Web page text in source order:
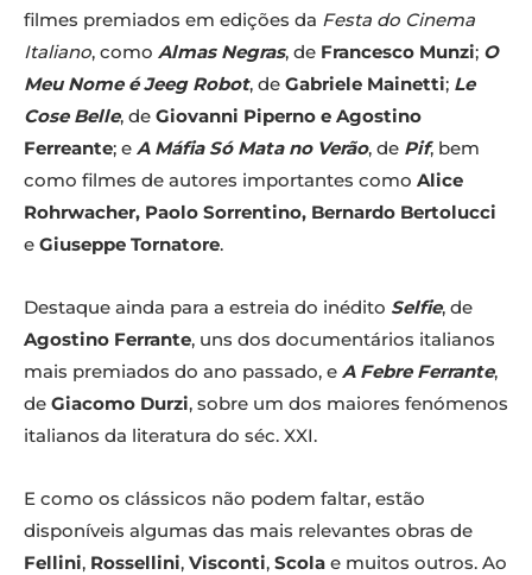
filmes premiados em edições da Festa do Cinema
Italiano, como Almas Negras, de Francesco Munzi; O
Meu Nome é Jeeg Robot, de Gabriele Mainetti; Le
Cose Belle, de Giovanni Piperno e Agostino
Ferreante; e A Máfia Só Mata no Verão, de Pif, bem
como filmes de autores importantes como Alice
Rohrwacher, Paolo Sorrentino, Bernardo Bertolucci
e Giuseppe Tornatore.
Destaque ainda para a estreia do inédito Selfie, de
Agostino Ferrante, uns dos documentários italianos
mais premiados do ano passado, e A Febre Ferrante,
de Giacomo Durzi, sobre um dos maiores fenómenos
italianos da literatura do séc. XXI.
E como os clássicos não podem faltar, estão
disponíveis algumas das mais relevantes obras de
Fellini, Rossellini, Visconti, Scola e muitos outros. Ao